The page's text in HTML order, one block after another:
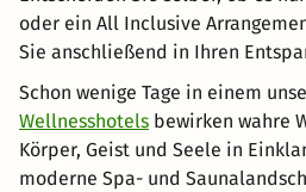
oder ein All Inclusive
Sie anschließend in Ihren
Schon wenige Tage in einem
Wellnesshotels bewirken wahre
Körper, Geist und Seele in
moderne Spa- und